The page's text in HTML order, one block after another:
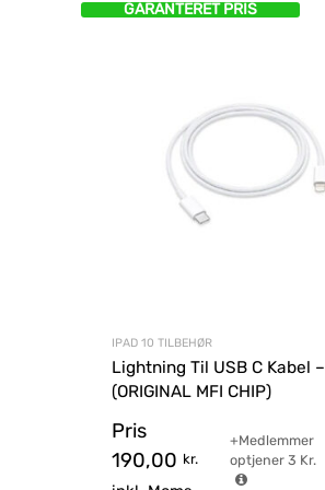
GARANTERET PRIS
IPAD 10 TILBEHØR
Lightning Til USB C Kabel –
(ORIGINAL MFI CHIP)
Pris
190,00 kr.
+Medlemmer
optjener3 Kr.